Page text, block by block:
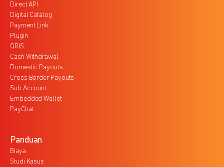
Direct API
Digital Catalog
Payment Link
Plugin
QRIS
Cash Withdrawal
Domestic Payouts
Cross Border Payouts
Sub Account
Embedded Wallet
PayChat
Panduan
Biaya
Studi Kasus